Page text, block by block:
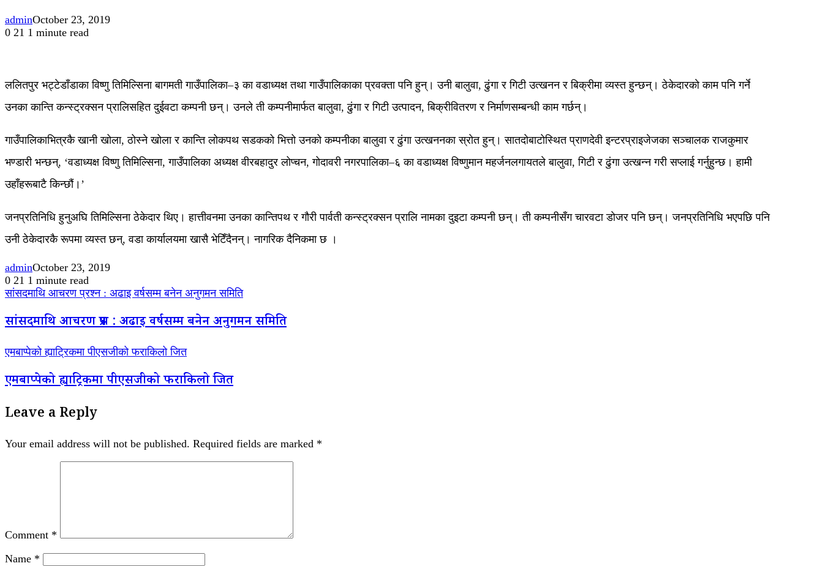
adminOctober 23, 2019
0 21 1 minute read
ललितपुर भट्टेडाँडाका विष्णु तिमिल्सिना बागमती गाउँपालिका–३ का वडाध्यक्ष तथा गाउँपालिकाका प्रवक्ता पनि हुन्। उनी बालुवा, ढुंगा र गिटी उत्खनन र बिक्रीमा व्यस्त हुन्छन्। ठेकेदारको काम पनि गर्ने
उनका कान्ति कन्स्ट्रक्सन प्रालिसहित दुईवटा कम्पनी छन्। उनले ती कम्पनीमार्फत बालुवा, ढुंगा र गिटी उत्पादन, बिक्रीवितरण र निर्माणसम्बन्धी काम गर्छन्।
गाउँपालिकाभित्रकै खानी खोला, ठोस्ने खोला र कान्ति लोकपथ सडकको भित्तो उनको कम्पनीका बालुवा र ढुंगा उत्खननका स्रोत हुन्। सातदोबाटोस्थित प्राणदेवी इन्टरप्राइजेजका सञ्चालक राजकुमार
भण्डारी भन्छन्, ‘वडाध्यक्ष विष्णु तिमिल्सिना, गाउँपालिका अध्यक्ष वीरबहादुर लोप्चन, गोदावरी नगरपालिका–६ का वडाध्यक्ष विष्णुमान महर्जनलगायतले बालुवा, गिटी र ढुंगा उत्खन्न गरी सप्लाई गर्नुहुन्छ। हामी
उहाँहरूबाटै किन्छौं।’
जनप्रतिनिधि हुनुअघि तिमिल्सिना ठेकेदार थिए। हात्तीवनमा उनका कान्तिपथ र गौरी पार्वती कन्स्ट्रक्सन प्रालि नामका दुइटा कम्पनी छन्। ती कम्पनीसँग चारवटा डोजर पनि छन्। जनप्रतिनिधि भएपछि पनि
उनी ठेकेदारकै रूपमा व्यस्त छन्, वडा कार्यालयमा खासै भेटिँदैनन्। नागरिक दैनिकमा छ ।
adminOctober 23, 2019
0 21 1 minute read
सांसदमाथि आचरण प्रश्न : अढाइ वर्षसम्म बनेन अनुगमन समिति
सांसदमाथि आचरण प्रश्न : अढाइ वर्षसम्म बनेन अनुगमन समिति
एमबाप्पेको ह्याट्रिकमा पीएसजीको फराकिलो जित
एमबाप्पेको ह्याट्रिकमा पीएसजीको फराकिलो जित
Leave a Reply
Your email address will not be published. Required fields are marked *
Comment *
Name *